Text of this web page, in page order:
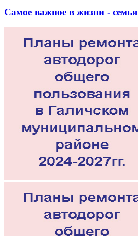
Самое важное в жизни - семья